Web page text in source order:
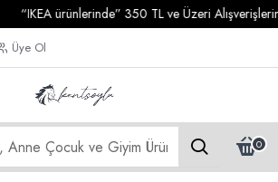
“IKEA ürünlerinde” 350 TL ve Üzeri Alışverişlerinizde
Üye Ol
0